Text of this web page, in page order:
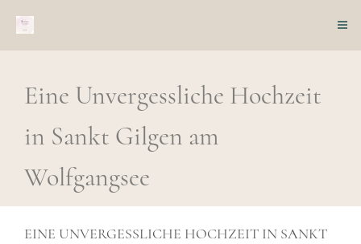
Eine Unvergessliche Hochzeit
in Sankt Gilgen am
Wolfgangsee
EINE UNVERGESSLICHE HOCHZEIT IN SANKT